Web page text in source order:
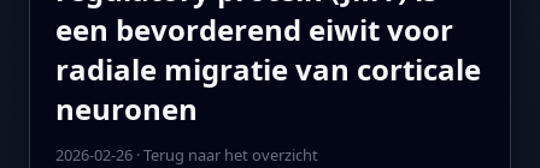
een bevorderend eiwit voor
radiale migratie van corticale
neuronen
2026-02-26·Terug naar het overzicht